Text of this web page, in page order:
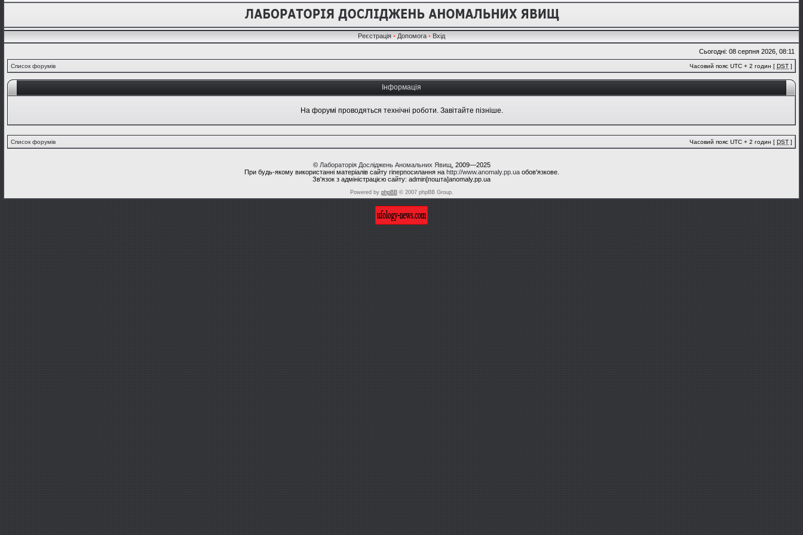
Реєстрація • Допомога • Вхід
Сьогодні: 08 серпня 2026, 08:11
Список форумів Часовий пояс UTC + 2 годин [ DST ]
Інформація
На форумі проводяться технічні роботи. Завітайте пізніше.
Список форумів Часовий пояс UTC + 2 годин [ DST ]
© Лабораторія Досліджень Аномальних Явищ , 2009—2025
При будь-якому використанні матеріалів сайту гіперпосилання на http://www.anomaly.pp.uaобов'язкове.
Зв'язок з адміністрацією сайту: admin[пошта]anomaly.pp.ua
Powered by phpBB© 2007 phpBB Group.